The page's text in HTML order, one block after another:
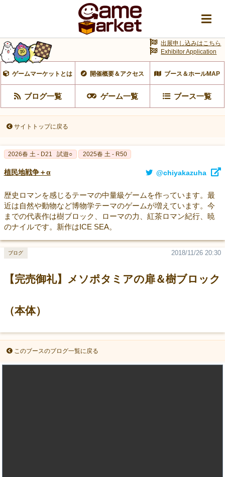
ゲームマーケットとは 開催概要＆アクセス ブース＆ホールMAP
ブログ一覧 ゲーム一覧 ブース一覧
出展申し込みはこちら
Exhibitor Application
サイトトップに戻る
2026春 土 - D21 試遊○ 2025春 土 - R50
植民地戦争＋α @chiyakazuha
歴史ロマンを感じるテーマの中量級ゲームを作っています。最
近は自然や動物など博物学テーマのゲームが増えています。今
までの代表作は樹ブロック、ローマの力、紅茶ロマン紀行、暁
のナイルです。新作はICE SEA。
【完売御礼】メソポタミアの扉＆樹ブロック
（本体）
2018/11/26 20:30
ブログ
このブースのブログ一覧に戻る